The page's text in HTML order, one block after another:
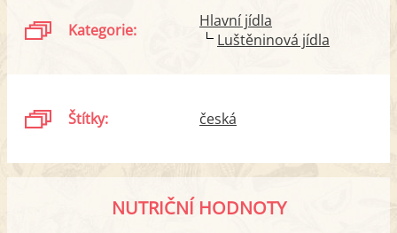
Kategorie:
Hlavní jídla
Luštěninová jídla
Štítky: česká
NUTRIČNÍ HODNOTY